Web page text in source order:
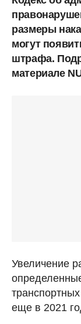
размеры
могут
штрафа.
материале
Увеличение
еще в 2021